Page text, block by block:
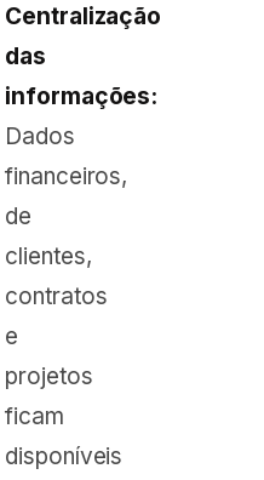
Centralização
das
informações:
Dados
financeiros,
de
clientes,
contratos
e
projetos
ficam
disponíveis